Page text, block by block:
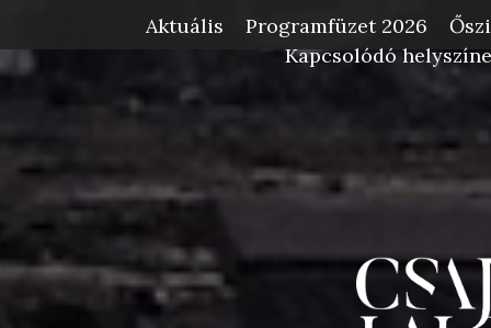
Aktuális Programfüzet 2026
Kapcsolódó